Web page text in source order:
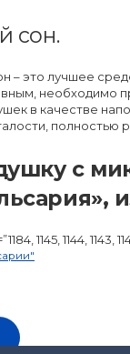
сон.
– это лучшее
необходимо
в качестве
полностью
с
1145, 1144, 1143,